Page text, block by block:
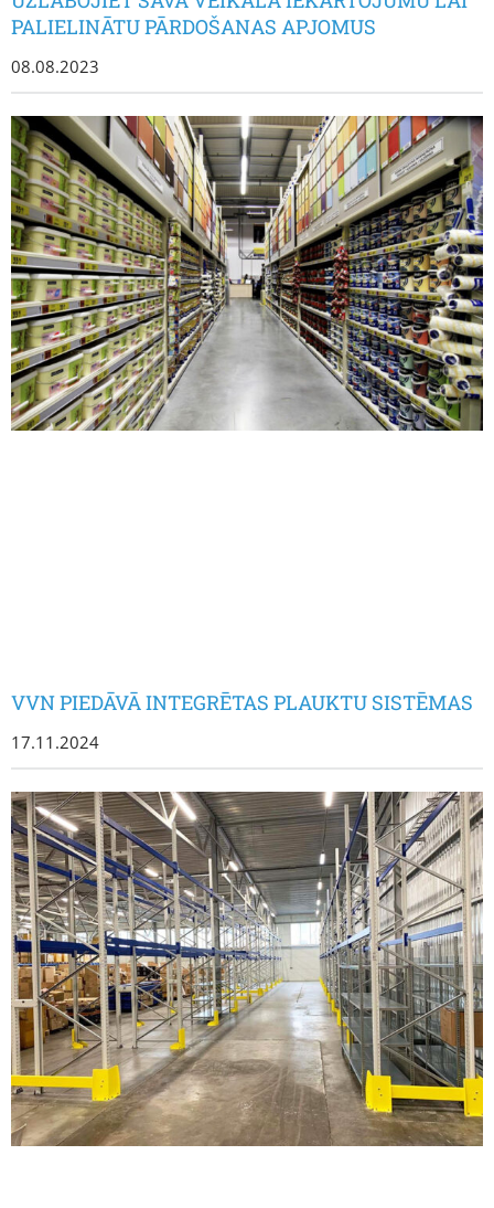
PALIELINĀTU PĀRDOŠANAS APJOMUS
08.08.2023
VVN PIEDĀVĀ INTEGRĒTAS PLAUKTU SISTĒMAS
17.11.2024